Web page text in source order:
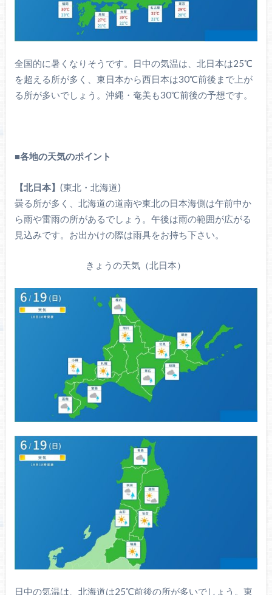
全国的に暑くなりそうです。日中の気温は、北日本は25℃
を超える所が多く、東日本から西日本は30℃前後まで上が
る所が多いでしょう。沖縄・奄美も30℃前後の予想です。
■各地の天気のポイント
【北日本】 (東北・北海道)
曇る所が多く、北海道の道南や東北の日本海側は午前中か
ら雨や雷雨の所があるでしょう。午後は雨の範囲が広がる
見込みです。お出かけの際は雨具をお持ち下さい。
きょうの天気（北日本）
日中の気温は、北海道は25℃前後の所が多いでしょう。東